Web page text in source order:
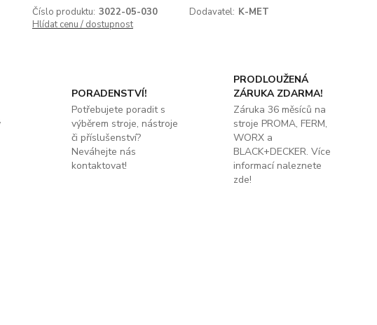
Číslo produktu: 3022-05-030 Dodavatel: K-MET
Hlídat cenu / dostupnost
PORADENSTVÍ!
Potřebujete poradit s
výběrem stroje, nástroje
či příslušenství?
Neváhejte nás
kontaktovat!
PRODLOUŽENÁ
ZÁRUKA ZDARMA!
Záruka 36 měsíců na
stroje PROMA, FERM,
WORX a
BLACK+DECKER. Více
informací naleznete
zde!